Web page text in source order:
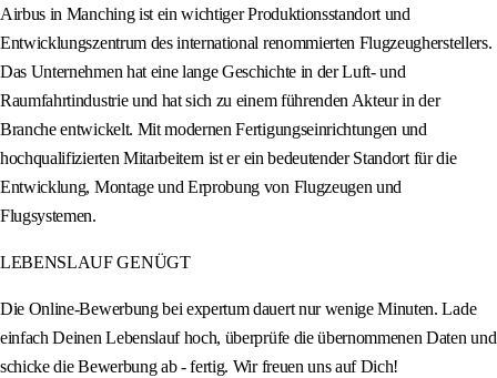
Airbus in Manching ist ein wichtiger Produktionsstandort und
Entwicklungszentrum des international renommierten Flugzeugherstellers.
Das Unternehmen hat eine lange Geschichte in der Luft- und
Raumfahrtindustrie und hat sich zu einem führenden Akteur in der
Branche entwickelt. Mit modernen Fertigungseinrichtungen und
hochqualifizierten Mitarbeitern ist er ein bedeutender Standort für die
Entwicklung, Montage und Erprobung von Flugzeugen und
Flugsystemen.
LEBENSLAUF GENÜGT
Die Online-Bewerbung bei expertum dauert nur wenige Minuten. Lade
einfach Deinen Lebenslauf hoch, überprüfe die übernommenen Daten und
schicke die Bewerbung ab - fertig. Wir freuen uns auf Dich!